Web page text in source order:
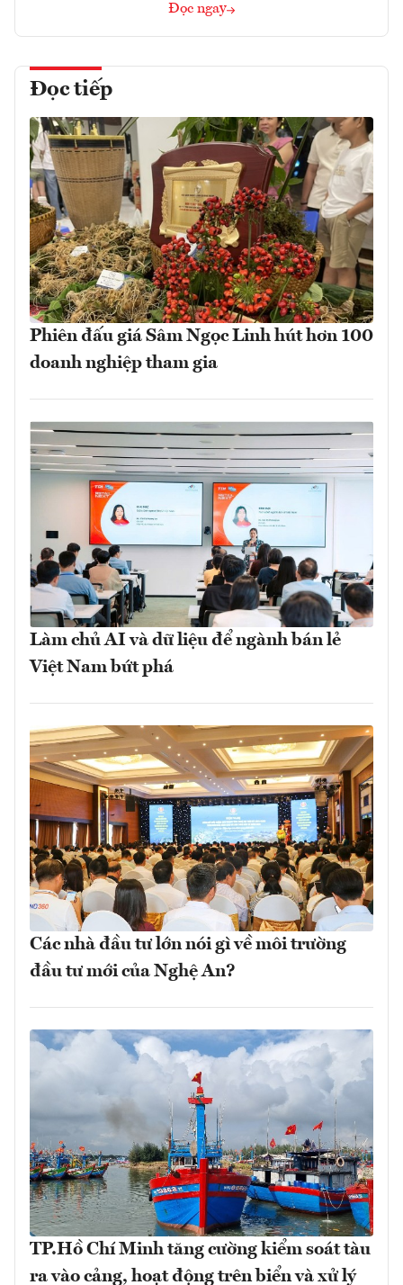
Đọc ngay
Đọc tiếp
Phiên đấu giá Sâm Ngọc Linh hút hơn 100
doanh nghiệp tham gia
Làm chủ AI và dữ liệu để ngành bán lẻ
Việt Nam bứt phá
Các nhà đầu tư lớn nói gì về môi trường
đầu tư mới của Nghệ An?
TP.Hồ Chí Minh tăng cường kiểm soát tàu
ra vào cảng, hoạt động trên biển và xử lý